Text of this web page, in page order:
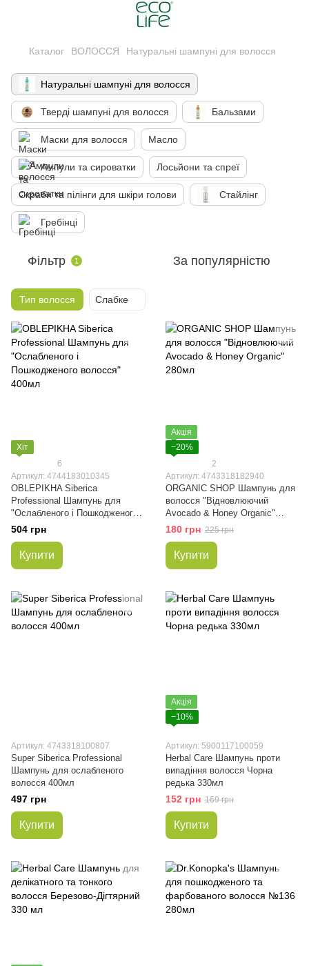
Каталог ВОЛОССЯ Натуральні шампуні для волосся
Натуральні шампуні для волосся
Тверді шампуні для волосся Бальзами
Маски для волосся Масло
Ампули та сироватки Лосьйони та спреї
Скраби та пілінги для шкіри голови Стайлінг
Гребінці
Фільтр 1 За популярністю
Тип волосся Слабке
Хіт
6
Артикул: 4744183010345
OBLEPIKHA Siberica
Professional Шампунь для
"Ослабленого і Пошкодженого
волосся" 400мл
504 грн
Купити
Акція
−20%
2
Артикул: 4743318182940
ORGANIC SHOP Шампунь для
волосся "Відновлюючий
Avocado & Honey Organic"
280мл
180 грн 225 грн
Купити
Артикул: 4743318100807
Super Siberica Professional
Шампунь для ослабленого
волосся 400мл
497 грн
Купити
Акція
−10%
Артикул: 5900117100059
Herbal Care Шампунь проти
випадіння волосся Чорна
редька 330мл
152 грн 169 грн
Купити